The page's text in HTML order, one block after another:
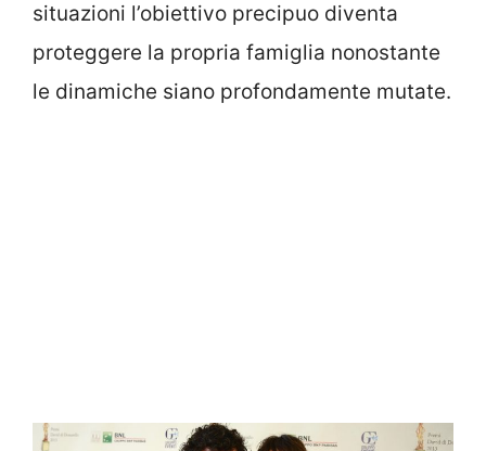
situazioni l’obiettivo precipuo diventa
proteggere la propria famiglia nonostante
le dinamiche siano profondamente mutate.